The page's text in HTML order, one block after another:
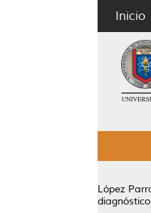
Inicio
López